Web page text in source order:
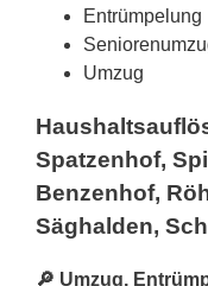
Entrümpelung
Umzug
Spatzenhof,
Benzenhof,
Säghalden,
🔎 Umzug,